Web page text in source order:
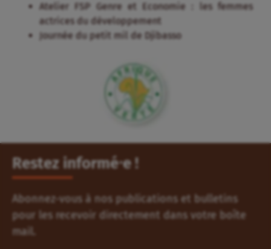
Atelier FSP Genre et Economie : les femmes
actrices du développement
Journée du petit mil de Djibasso
Restez informé⸱e !
Abonnez-vous à nos publications et bulletins
pour les recevoir directement dans votre boîte
mail.